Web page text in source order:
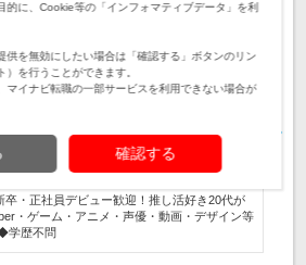
完全週休2日制 学歴不問
道府県好きな場所で働ける！】 ★経験・スキ
モートOK！ 全国47…
3万2383円以上含む ＜関…
～600万円
卒・正社員デビュー歓迎！推し活好き20代が
・ゲーム・アニメ・声優・動画・デザイン等
学歴不問
的に、Cookie等の「インフォマティブデータ」を利
供を無効にしたい場合は「確認する」ボタンのリン
を行うことができます。
イナビ転職の一部サービスを利用できない場合が
確認する